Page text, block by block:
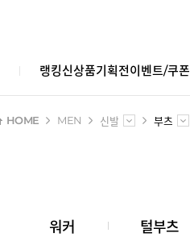
랭킹신상품기획전이벤트/쿠폰
HOME MEN 신발 부츠
워커 털부츠